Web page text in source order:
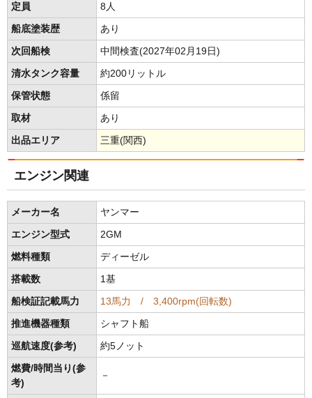
定員 8人
船底塗装歴 あり
次回船検 中間検査(2027年02月19日)
清水タンク容量 約200リットル
保管状態 係留
取材 あり
出品エリア 三重(関西)
エンジン関連
メーカー名 ヤンマー
エンジン型式 2GM
燃料種類 ディーゼル
搭載数 1基
船検証記載馬力 13馬力 / 3,400rpm(回転数)
推進機器種類 シャフト船
巡航速度(参考) 約5ノット
燃費/時間当り(参
考)
－